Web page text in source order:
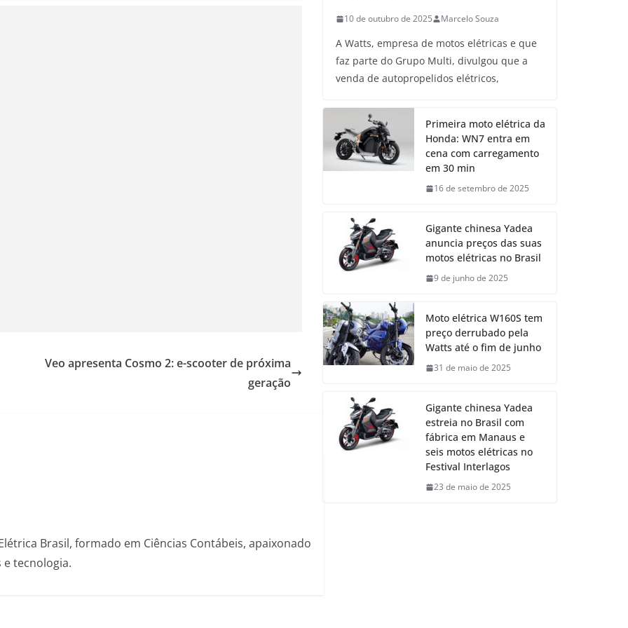
Veo apresenta Cosmo 2: e-scooter de próxima
geração
Brasil, formado em Ciências Contábeis, apaixonado
tecnologia.
10 de outubro de 2025 Marcelo Souza
A Watts, empresa de motos elétricas e que
faz parte do Grupo Multi, divulgou que a
venda de autopropelidos elétricos,
Primeira moto elétrica da
Honda: WN7 entra em
cena com carregamento
em 30 min
16 de setembro de 2025
Gigante chinesa Yadea
anuncia preços das suas
motos elétricas no Brasil
9 de junho de 2025
Moto elétrica W160S tem
preço derrubado pela
Watts até o fim de junho
31 de maio de 2025
Gigante chinesa Yadea
estreia no Brasil com
fábrica em Manaus e
seis motos elétricas no
Festival Interlagos
23 de maio de 2025